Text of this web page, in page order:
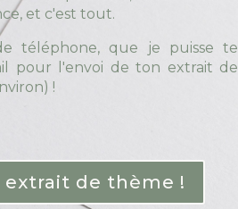
et c'est tout.
téléphone, que je puisse te
pour l'envoi de ton extrait de
!
de thème !